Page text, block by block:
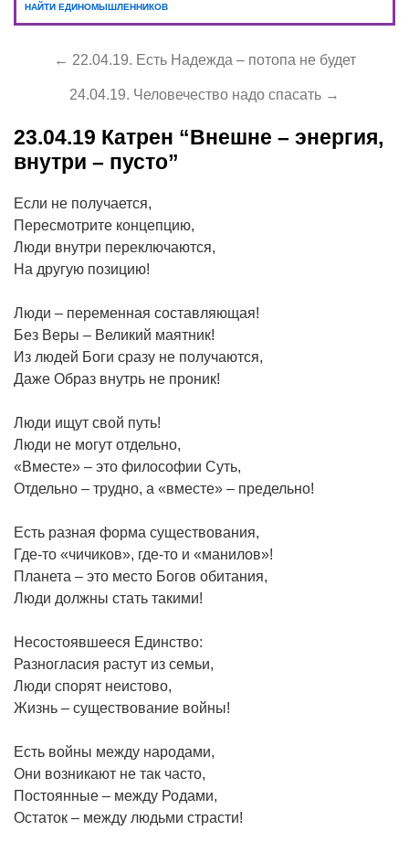
НАЙТИ ЕДИНОМЫШЛЕННИКОВ
← 22.04.19. Есть Надежда – потопа не будет
24.04.19. Человечество надо спасать →
23.04.19 Катрен “Внешне – энергия,
внутри – пусто”
Если не получается,
Пересмотрите концепцию,
Люди внутри переключаются,
На другую позицию!
Люди – переменная составляющая!
Без Веры – Великий маятник!
Из людей Боги сразу не получаются,
Даже Образ внутрь не проник!
Люди ищут свой путь!
Люди не могут отдельно,
«Вместе» – это философии Суть,
Отдельно – трудно, а «вместе» – предельно!
Есть разная форма существования,
Где-то «чичиков», где-то и «манилов»!
Планета – это место Богов обитания,
Люди должны стать такими!
Несостоявшееся Единство:
Разногласия растут из семьи,
Люди спорят неистово,
Жизнь – существование войны!
Есть войны между народами,
Они возникают не так часто,
Постоянные – между Родами,
Остаток – между людьми страсти!